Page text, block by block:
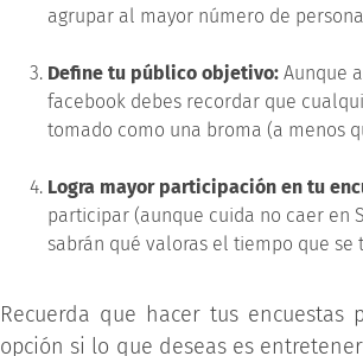
agrupar al mayor número de
Define tu público objetivo: Aunque
facebook debes recordar que
tomado como una broma (a menos
Logra mayor participación en tu
participar (aunque cuida no caer en
sabrán qué valoras el tiempo que se
Recuerda que hacer tus
opción si lo que deseas es